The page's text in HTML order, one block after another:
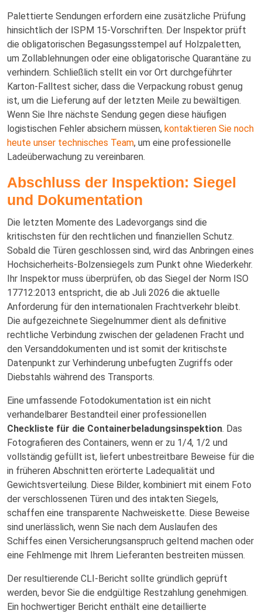
Palettierte Sendungen erfordern eine zusätzliche Prüfung
hinsichtlich der ISPM 15-Vorschriften. Der Inspektor prüft
die obligatorischen Begasungsstempel auf Holzpaletten,
um Zollablehnungen oder eine obligatorische Quarantäne zu
verhindern. Schließlich stellt ein vor Ort durchgeführter
Karton-Falltest sicher, dass die Verpackung robust genug
ist, um die Lieferung auf der letzten Meile zu bewältigen.
Wenn Sie Ihre nächste Sendung gegen diese häufigen
logistischen Fehler absichern müssen, kontaktieren Sie noch
heute unser technisches Team, um eine professionelle
Ladeüberwachung zu vereinbaren.
Abschluss der Inspektion: Siegel
und Dokumentation
Die letzten Momente des Ladevorgangs sind die
kritischsten für den rechtlichen und finanziellen Schutz.
Sobald die Türen geschlossen sind, wird das Anbringen eines
Hochsicherheits-Bolzensiegels zum Punkt ohne Wiederkehr.
Ihr Inspektor muss überprüfen, ob das Siegel der Norm ISO
17712:2013 entspricht, die ab Juli 2026 die aktuelle
Anforderung für den internationalen Frachtverkehr bleibt.
Die aufgezeichnete Siegelnummer dient als definitive
rechtliche Verbindung zwischen der geladenen Fracht und
den Versanddokumenten und ist somit der kritischste
Datenpunkt zur Verhinderung unbefugten Zugriffs oder
Diebstahls während des Transports.
Eine umfassende Fotodokumentation ist ein nicht
verhandelbarer Bestandteil einer professionellen
Checkliste für die Containerbeladungsinspektion. Das
Fotografieren des Containers, wenn er zu 1/4, 1/2 und
vollständig gefüllt ist, liefert unbestreitbare Beweise für die
in früheren Abschnitten erörterte Ladequalität und
Gewichtsverteilung. Diese Bilder, kombiniert mit einem Foto
der verschlossenen Türen und des intakten Siegels,
schaffen eine transparente Nachweiskette. Diese Beweise
sind unerlässlich, wenn Sie nach dem Auslaufen des
Schiffes einen Versicherungsanspruch geltend machen oder
eine Fehlmenge mit Ihrem Lieferanten bestreiten müssen.
Der resultierende CLI-Bericht sollte gründlich geprüft
werden, bevor Sie die endgültige Restzahlung genehmigen.
Ein hochwertiger Bericht enthält eine detaillierte